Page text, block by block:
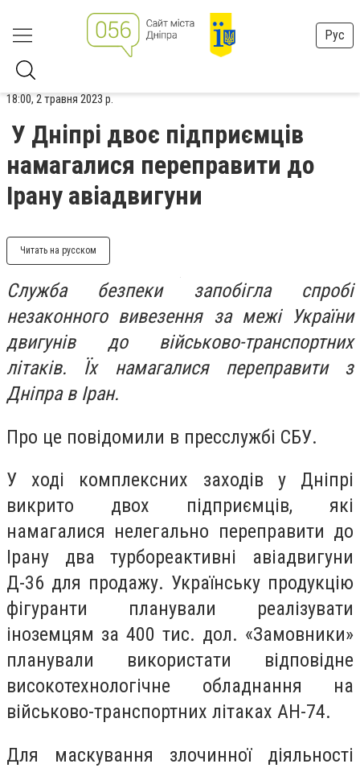
Рус
18:00, 2 травня 2023 р.
У Дніпрі двоє підприємців
намагалися переправити до
Ірану авіадвигуни
Читать на русском
Служба безпеки запобігла спробі
незаконного вивезення за межі України
двигунів до військово-транспортних
літаків. Їх намагалися переправити з
Дніпра в Іран.
Про це повідомили в пресслужбі СБУ.
У ході комплексних заходів у Дніпрі
викрито двох підприємців, які
намагалися нелегально переправити до
Ірану два турбореактивні авіадвигуни
Д-36 для продажу. Українську продукцію
фігуранти планували реалізувати
іноземцям за 400 тис. дол. «Замовники»
планували використати відповідне
високотехнологічне обладнання на
військово-транспортних літаках АН-74.
Для маскування злочинної діяльності